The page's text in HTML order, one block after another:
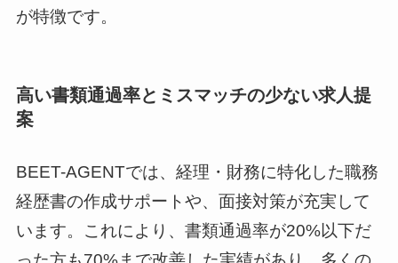
が特徴です。
高い書類通過率とミスマッチの少ない求人提
案
BEET-AGENTでは、経理・財務に特化した職務
経歴書の作成サポートや、面接対策が充実して
います。これにより、書類通過率が20%以下だ